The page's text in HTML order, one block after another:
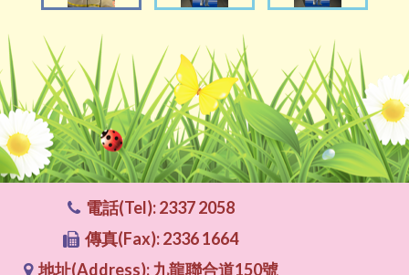
電話(Tel): 2337 2058
傳真(Fax): 2336 1664
地址(Address): 九龍聯合道150號